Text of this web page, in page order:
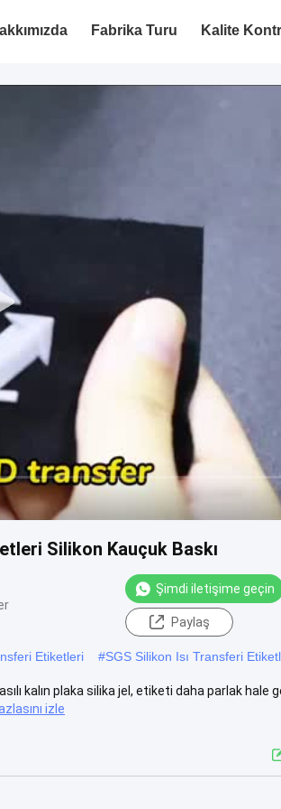
Fabrika Turu Kalite
Silikon Kauçuk Baskı
Şimdi iletişime geçin
Paylaş
Etiketleri #SGS Silikon Isı Transferi
kalın plaka silika jel, etiketi daha parlak
izle